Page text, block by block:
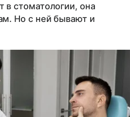
в стоматологии, она
Но с ней бывают и